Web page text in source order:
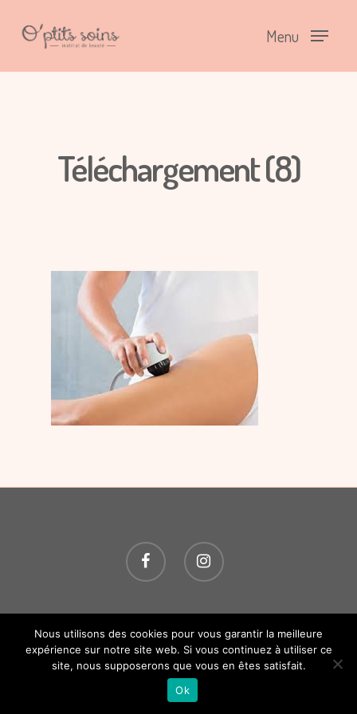
Menu
Téléchargement (8)
© 2026 O P'TITS SOINS. Tous droits réservés.Création
Atelier Com' Personne. Mentions légales.
Nous utilisons des cookies pour vous garantir la meilleure
expérience sur notre site web. Si vous continuez à utiliser ce
site, nous supposerons que vous en êtes satisfait.
Ok